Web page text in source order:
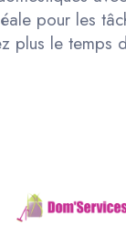
pour les
plus le temps